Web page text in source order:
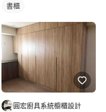
書櫃
圓宏廚具系統櫥櫃設計